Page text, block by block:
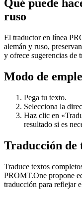
Qué puede
ruso
El traductor en línea
alemán y ruso,
y ofrece sugerencias de
Modo de
Pega tu texto.
Selecciona la
Haz clic en
resultado si es
Traducción de
Traduce textos
PROMT.One propone
traducción para reflejar